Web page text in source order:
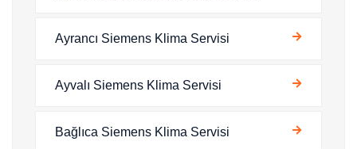
Ayrancı Siemens Klima Servisi
Ayvalı Siemens Klima Servisi
Bağlıca Siemens Klima Servisi